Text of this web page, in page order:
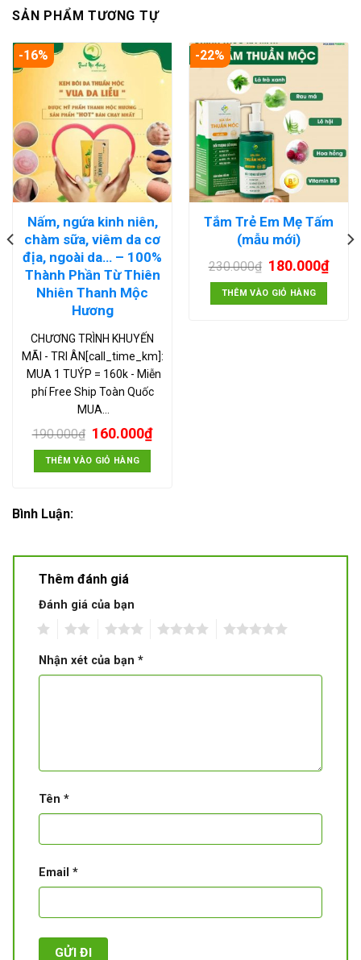
SẢN PHẨM TƯƠNG TỰ
-16%
Nấm, ngứa kinh niên,
chàm sữa, viêm da cơ
địa, ngoài da… – 100%
Thành Phần Từ Thiên
Nhiên Thanh Mộc
Hương
CHƯƠNG TRÌNH KHUYẾN
MÃI - TRI ÂN[call_time_km]:
MUA 1 TUÝP = 160k - Miễn
phí Free Ship Toàn Quốc
MUA…
190.000₫ 160.000₫
THÊM VÀO GIỎ HÀNG
-22%
Tắm Trẻ Em Mẹ Tấm
(mẫu mới)
230.000₫ 180.000₫
THÊM VÀO GIỎ HÀNG
Bình Luận:
Thêm đánh giá
Đánh giá của bạn
Nhận xét của bạn *
Tên *
Email *